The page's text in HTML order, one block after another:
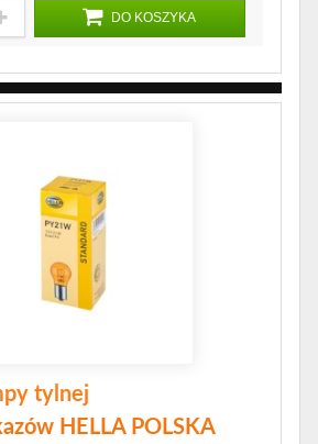
DO KOSZYKA
tylnej
HELLA POLSKA